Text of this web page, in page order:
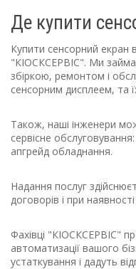
Де купити
Купити сенсорний екран в
"КІОСКСЕРВІС". Ми
збіркою, ремонтом і
сенсорним дисплеем, та
Також, наші інженери
сервісне обслуговування:
апгрейд обладнання.
Надання послуг
договорів і при
Фахівці "КІОСКСЕРВІС"
автоматизації вашого
устаткування і дадуть